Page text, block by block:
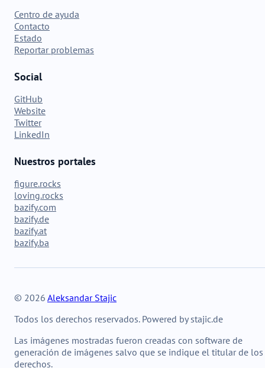
Centro de ayuda
Contacto
Estado
Reportar problemas
Social
GitHub
Website
Twitter
LinkedIn
Nuestros portales
figure.rocks
loving.rocks
bazify.com
bazify.de
bazify.at
bazify.ba
© 2026 Aleksandar Stajic
Todos los derechos reservados. Powered by stajic.de
Las imágenes mostradas fueron creadas con software de
generación de imágenes salvo que se indique el titular de los
derechos.